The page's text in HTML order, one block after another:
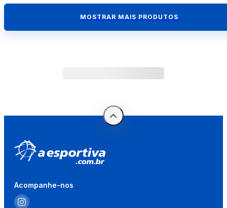
MOSTRAR MAIS PRODUTOS
Acompanhe-nos